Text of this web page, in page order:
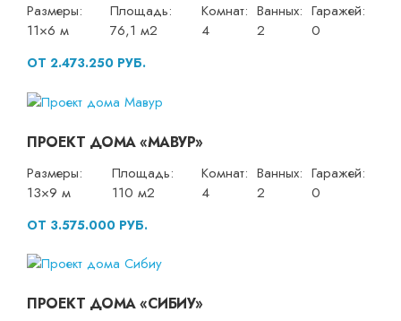
Размеры:
11×6 м
Площадь:
76,1 м2
Комнат:
4
Ванных:
2
Гаражей:
0
ОТ 2.473.250 РУБ.
ПРОЕКТ ДОМА «МАВУР»
Размеры:
13×9 м
Площадь:
110 м2
Комнат:
4
Ванных:
2
Гаражей:
0
ОТ 3.575.000 РУБ.
ПРОЕКТ ДОМА «СИБИУ»